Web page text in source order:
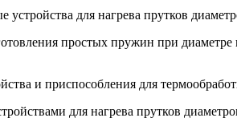
устройства для нагрева прутков
простых пружин при
и приспособления для
для нагрева прутков